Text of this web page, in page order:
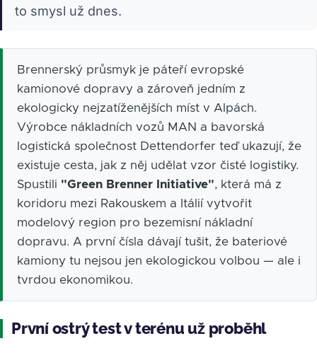
to smysl už dnes.
Brennerský průsmyk je páteří evropské
kamionové dopravy a zároveň jedním z
ekologicky nejzatíženějších míst v Alpách.
Výrobce nákladních vozů MAN a bavorská
logistická společnost Dettendorfer teď ukazují, že
existuje cesta, jak z něj udělat vzor čisté logistiky.
Spustili "Green Brenner Initiative", která má z
koridoru mezi Rakouskem a Itálií vytvořit
modelový region pro bezemisní nákladní
dopravu. A první čísla dávají tušit, že bateriové
kamiony tu nejsou jen ekologickou volbou — ale i
tvrdou ekonomikou.
První ostrý test v terénu už proběhl